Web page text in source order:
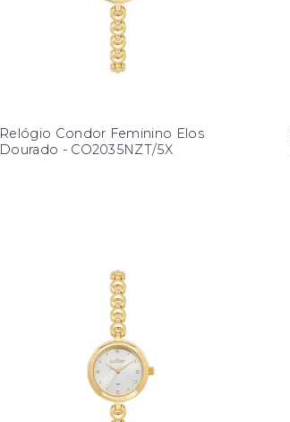
Relógio Condor Feminino Elos
Dourado - CO2035NZT/5X